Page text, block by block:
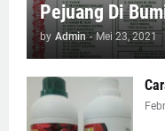
Pejuang Di
by Admin - Mei 23, 2021